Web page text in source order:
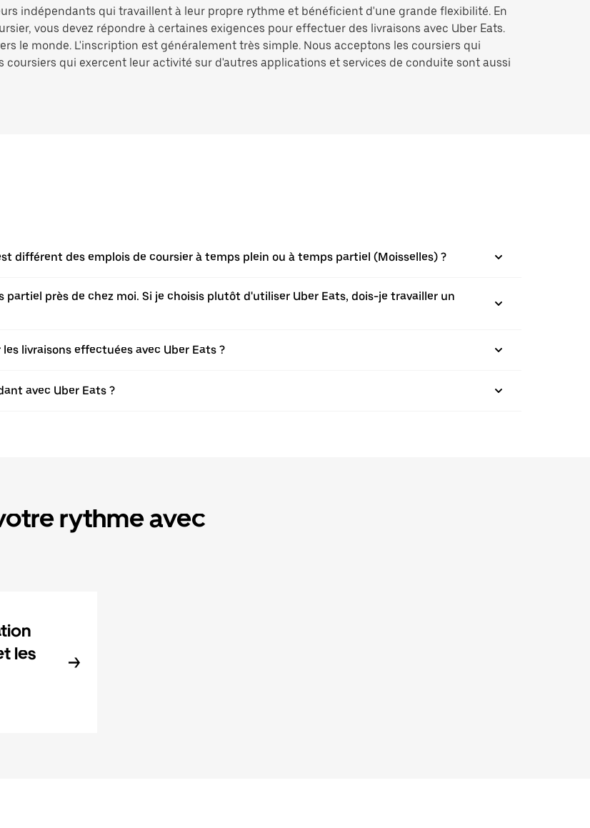
indépendants qui travaillent à leur propre rythme et bénéficient d'une grande flexibilité. En
vous devez répondre à certaines exigences pour effectuer des livraisons avec Uber Eats.
le monde. L'inscription est généralement très simple. Nous acceptons les coursiers qui
qui exercent leur activité sur d'autres applications et services de conduite sont aussi
différent des emplois de coursier à temps plein ou à temps partiel (Moisselles) ?
près de chez moi. Si je choisis plutôt d'utiliser Uber Eats, dois-je travailler un
livraisons effectuées avec Uber Eats ?
avec Uber Eats ?
rythme avec
les